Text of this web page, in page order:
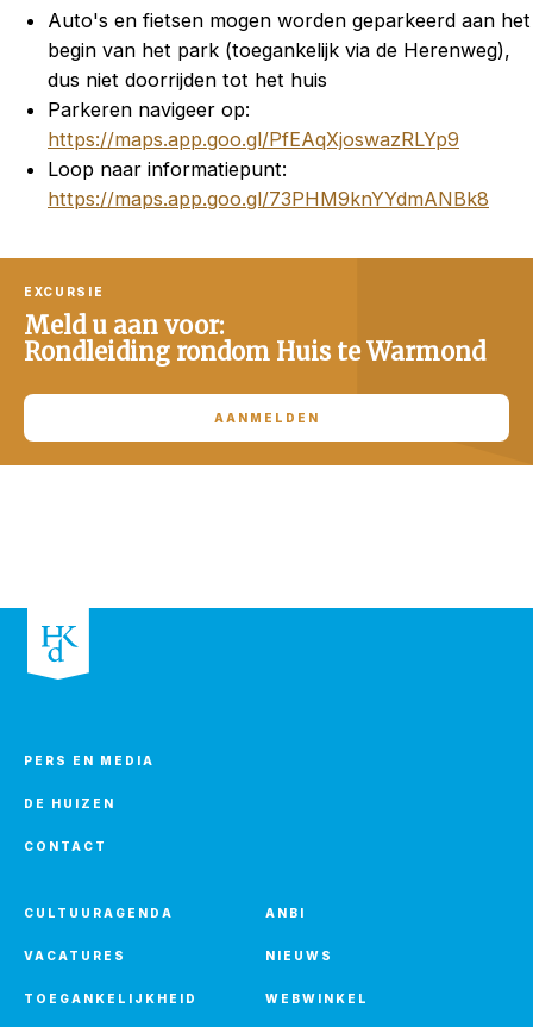
Auto's en fietsen mogen worden geparkeerd aan het
begin van het park (toegankelijk via de Herenweg),
dus niet doorrijden tot het huis
Parkeren navigeer op:
https://maps.app.goo.gl/PfEAqXjoswazRLYp9
Loop naar informatiepunt:
https://maps.app.goo.gl/73PHM9knYYdmANBk8
EXCURSIE
Meld u aan voor:
Rondleiding rondom Huis te Warmond
AANMELDEN
PERS EN MEDIA
DE HUIZEN
CONTACT
CULTUURAGENDA
VACATURES
TOEGANKELIJKHEID
ANBI
NIEUWS
WEBWINKEL